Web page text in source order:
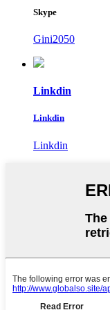
Skype
Gini2050
Linkdin
Linkdin
Linkdin